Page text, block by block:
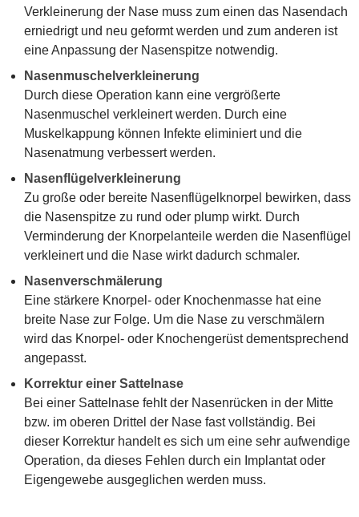
Verkleinerung der Nase muss zum einen das Nasendach
erniedrigt und neu geformt werden und zum anderen ist
eine Anpassung der Nasenspitze notwendig.
Nasenmuschelverkleinerung
Durch diese Operation kann eine vergrößerte
Nasenmuschel verkleinert werden. Durch eine
Muskelkappung können Infekte eliminiert und die
Nasenatmung verbessert werden.
Nasenflügelverkleinerung
Zu große oder bereite Nasenflügelknorpel bewirken, dass
die Nasenspitze zu rund oder plump wirkt. Durch
Verminderung der Knorpelanteile werden die Nasenflügel
verkleinert und die Nase wirkt dadurch schmaler.
Nasenverschmälerung
Eine stärkere Knorpel- oder Knochenmasse hat eine
breite Nase zur Folge. Um die Nase zu verschmälern
wird das Knorpel- oder Knochengerüst dementsprechend
angepasst.
Korrektur einer Sattelnase
Bei einer Sattelnase fehlt der Nasenrücken in der Mitte
bzw. im oberen Drittel der Nase fast vollständig. Bei
dieser Korrektur handelt es sich um eine sehr aufwendige
Operation, da dieses Fehlen durch ein Implantat oder
Eigengewebe ausgeglichen werden muss.